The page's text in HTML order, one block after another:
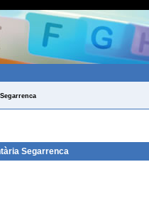
Segarrenca
Segarrenca